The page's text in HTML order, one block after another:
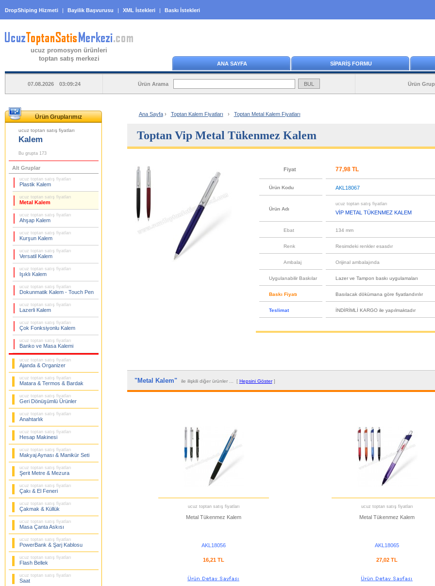
DropShiping Hizmeti | Bayilik Başvurusu | XML İstekleri | Baskı İstekleri
ucuz promosyon ürünleri
toptan satış merkezi
ANA SAYFA SİPARİŞ FORMU
07.08.2026 03:09:24 Ürün Arama Ürün
Ürün Gruplarımız
ucuz toptan satış fiyatları
Kalem
Bu grupta 173
Alt Gruplar
ucuz toptan satış fiyatları
Plastik Kalem
ucuz toptan satış fiyatları
Metal Kalem
ucuz toptan satış fiyatları
Ahşap Kalem
ucuz toptan satış fiyatları
Kurşun Kalem
ucuz toptan satış fiyatları
Versatil Kalem
ucuz toptan satış fiyatları
Işıklı Kalem
ucuz toptan satış fiyatları
Dokunmatik Kalem - Touch Pen
ucuz toptan satış fiyatları
Lazerli Kalem
ucuz toptan satış fiyatları
Çok Fonksiyonlu Kalem
ucuz toptan satış fiyatları
Banko ve Masa Kalemi
ucuz toptan satış fiyatları
Ajanda & Organizer
ucuz toptan satış fiyatları
Matara & Termos & Bardak
ucuz toptan satış fiyatları
Geri Dönüşümlü Ürünler
ucuz toptan satış fiyatları
Anahtarlık
ucuz toptan satış fiyatları
Hesap Makinesi
ucuz toptan satış fiyatları
Makyaj Aynası & Manikür Seti
ucuz toptan satış fiyatları
Şerit Metre & Mezura
ucuz toptan satış fiyatları
Çakı & El Feneri
ucuz toptan satış fiyatları
Çakmak & Küllük
ucuz toptan satış fiyatları
Masa Çanta Askısı
ucuz toptan satış fiyatları
PowerBank & Şarj Kablosu
ucuz toptan satış fiyatları
Flash Bellek
ucuz toptan satış fiyatları
Saat
Ana Sayfa› Toptan Kalem Fiyatları › Toptan Metal Kalem Fiyatları
Toptan Vip Metal Tükenmez Kalem
Fiyat 77,98 TL
Ürün Kodu AKL18067
Ürün Adı
ucuz toptan satış fiyatları
VİP METAL TÜKENMEZ KALEM
Ebat 134 mm
Renk Resimdeki renkler esasdır
Ambalaj Orijinal ambalajında
Uygulanabilir Baskılar Lazer ve Tampon baskı uygulamaları
Baskı Fiyatı Basılacak dökümana göre fiyatlandırılır
Teslimat İNDİRİMLİ KARGO ile yapılmaktadır
"Metal Kalem" ile ilişkili diğer ürünler ... [ Hepsini Göster]
ucuz toptan satış fiyatları
Metal Tükenmez Kalem
AKL18056
16,21 TL
ucuz toptan satış fiyatları
Metal Tükenmez Kalem
AKL18065
27,02 TL